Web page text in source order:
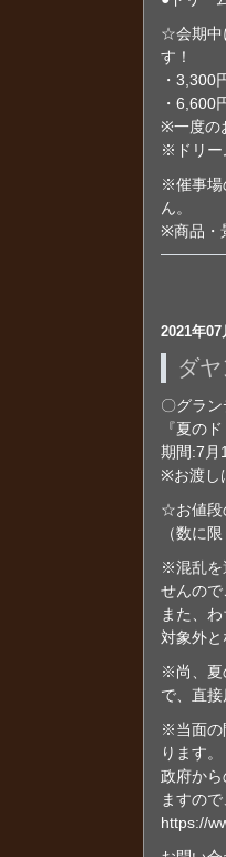
☆会期中
す！
・3,300
・6,600
※一度の
※ドリー
※催事場
ん。
※商品・
2021年07
ダ
〇グラ
『夏の
期間:7月
※お渡し
☆お値段
（数に
※混乱を
せんので
また、
対象外と
※尚、夏
で、直接
※当面の
ります。
政府か
ますの
https://